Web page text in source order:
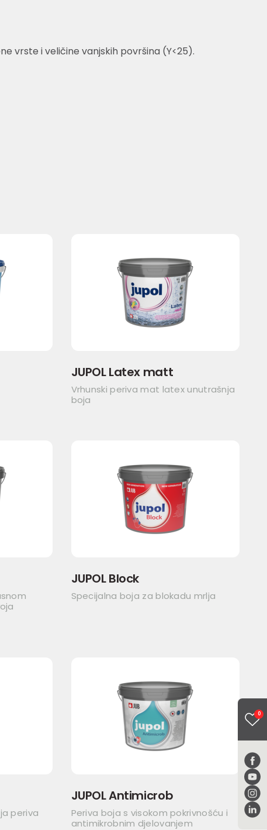
0
vrste i veličine vanjskih površina (Y<25).
JUPOL Latex matt
Vrhunski periva mat latex unutrašnja
boja
JUPOL Block
Specijalna boja za blokadu mrlja
periva
JUPOL Antimicrob
Periva boja s visokom pokrivnošću i
antimikrobnim djelovanjem